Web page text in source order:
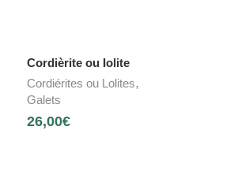
Cordièrite ou Iolite
Cordiérites ou Lolites,
Galets
26,00€